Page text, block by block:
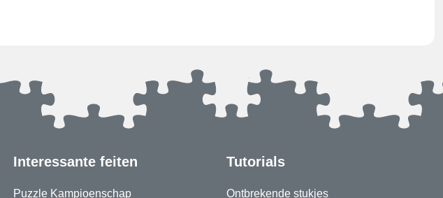
Interessante feiten
Puzzle Kampioenschap
Tutorials
Ontbrekende stukjes